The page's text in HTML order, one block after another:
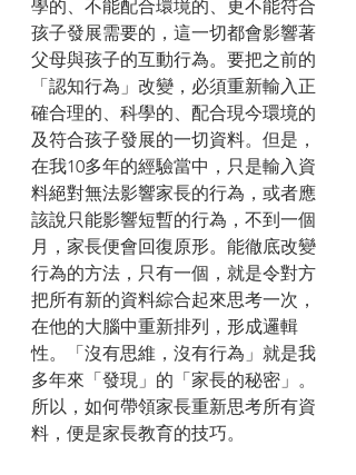
學的、不能配合環境的、更不能符合
孩子發展需要的，這一切都會影響著
父母與孩子的互動行為。要把之前的
「認知行為」改變，必須重新輸入正
確合理的、科學的、配合現今環境的
及符合孩子發展的一切資料。但是，
在我10多年的經驗當中，只是輸入資
料絕對無法影響家長的行為，或者應
該說只能影響短暫的行為，不到一個
月，家長便會回復原形。能徹底改變
行為的方法，只有一個，就是令對方
把所有新的資料綜合起來思考一次，
在他的大腦中重新排列，形成邏輯
性。「沒有思維，沒有行為」就是我
多年來「發現」的「家長的秘密」。
所以，如何帶領家長重新思考所有資
料，便是家長教育的技巧。